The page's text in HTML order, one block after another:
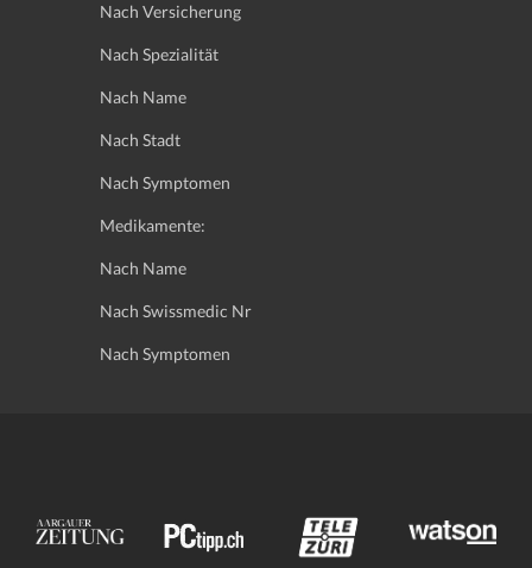
Nach Versicherung
Nach Spezialität
Nach Name
Nach Stadt
Nach Symptomen
Medikamente:
Nach Name
Nach Swissmedic Nr
Nach Symptomen